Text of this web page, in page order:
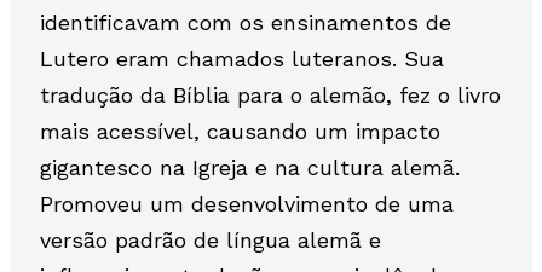
identificavam com os ensinamentos de
Lutero eram chamados luteranos. Sua
tradução da Bíblia para o alemão, fez o livro
mais acessível, causando um impacto
gigantesco na Igreja e na cultura alemã.
Promoveu um desenvolvimento de uma
versão padrão de língua alemã e